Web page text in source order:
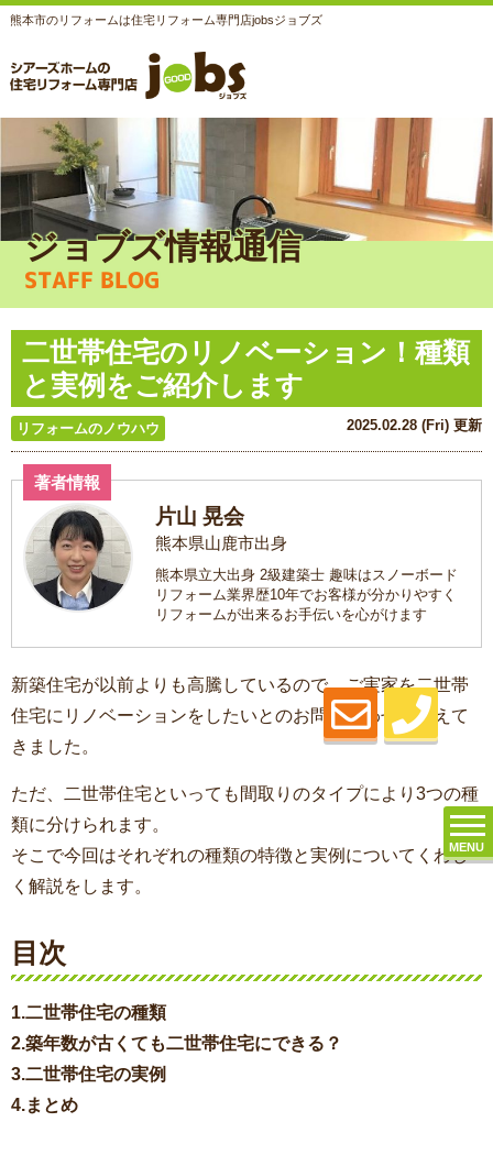
熊本市のリフォームは住宅リフォーム専門店jobsジョブズ
MENU
ジョブズ情報通信
STAFF BLOG
二世帯住宅のリノベーション！種類
と実例をご紹介します
リフォームのノウハウ 2025.02.28 (Fri) 更新
著者情報
片山 晃会
熊本県山鹿市出身
熊本県立大出身 2級建築士 趣味はスノーボード
リフォーム業界歴10年でお客様が分かりやすく
リフォームが出来るお手伝いを心がけます
新築住宅が以前よりも高騰しているので、ご実家を二世帯
住宅にリノベーションをしたいとのお問い合わせが増えて
きました。
ただ、二世帯住宅といっても間取りのタイプにより3つの種
類に分けられます。
そこで今回はそれぞれの種類の特徴と実例についてくわし
く解説をします。
目次
1.二世帯住宅の種類
2.築年数が古くても二世帯住宅にできる？
3.二世帯住宅の実例
4.まとめ